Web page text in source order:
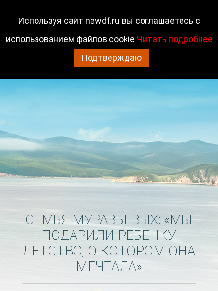
(423) 2 614-914
СЕМЬЯ МУРАВЬЕВЫХ: «МЫ
ПОДАРИЛИ РЕБЕНКУ
ДЕТСТВО, О КОТОРОМ ОНА
МЕЧТАЛА»
Используя сайт newdf.ru вы соглашаетесь с
использованием файлов cookie Читать подробнее
Подтверждаю